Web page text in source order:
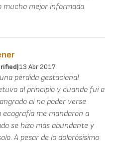
mucho mejor informada.
13 Abr 2017
pérdida gestacional
al principio y cuando fui a
al no poder verse
ecografía me mandaron a
se hizo más abundante y
A pesar de lo dolorósisimo